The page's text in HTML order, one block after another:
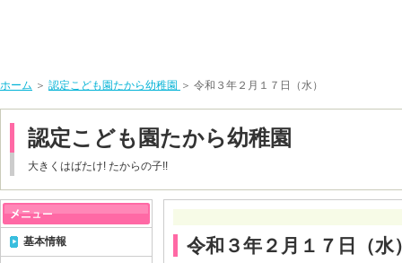
ホーム ＞ 認定こども園たから幼稚園 ＞ 令和３年２月１７日（水）
認定こども園たから幼稚園
大きくはばたけ! たからの子!!
令和３年２月１７日（水
基本情報